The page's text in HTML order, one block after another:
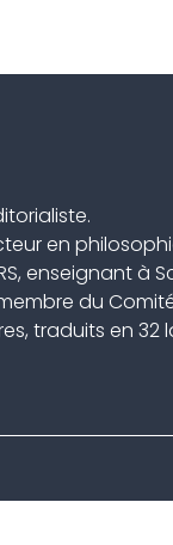
en
enseignant à
du
traduits en 32